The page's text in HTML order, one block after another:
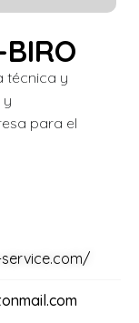
técnica y
y
para el